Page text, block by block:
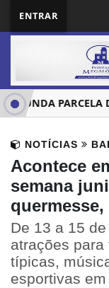
ENTRAR
PARCELA DO
NOTÍCIAS
Acontece
semana
De 13 a 15
atrações
típicas,
esportivas